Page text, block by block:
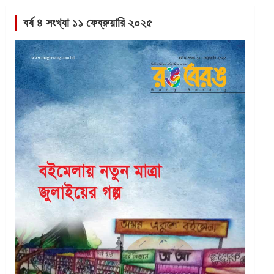
বর্ষ ৪ সংখ্যা ১১ ফেব্রুয়ারি ২০২৫